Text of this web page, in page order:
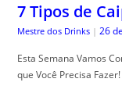
7 Tipos de
Mestre dos Drinks | 26
Esta Semana Vamos
que Você Precisa Fazer!